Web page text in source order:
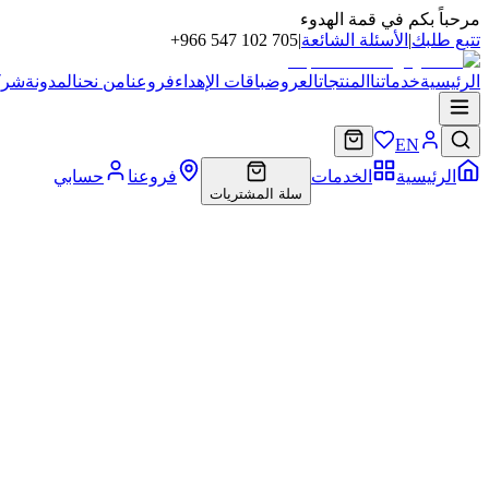
مرحباً بكم في قمة الهدوء
تتبع طلبك| الأسئلة الشائعة|
+966 547 102 705
الرئيسيةخدماتنا المنتجاتالعروضباقات الإهداءفروعنامن نحنالمدونة
EN
الرئيسية
الخدمات
سلة المشتريات
فروعنا حسابي